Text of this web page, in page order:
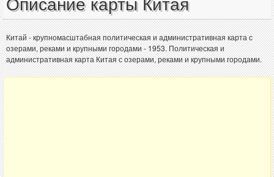
Описание карты Китая
Китай - крупномасштабная политическая и административная карта с
озерами, реками и крупными городами - 1953. Политическая и
административная карта Китая с озерами, реками и крупными городами.